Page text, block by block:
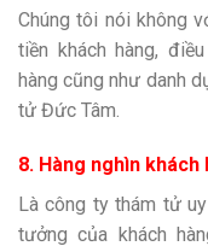
Chúng tôi nói không
tiền khách hàng,
hàng cũng như danh
tử Đức Tâm.
8. Hàng nghìn
Là công ty thám tử
tưởng của khách